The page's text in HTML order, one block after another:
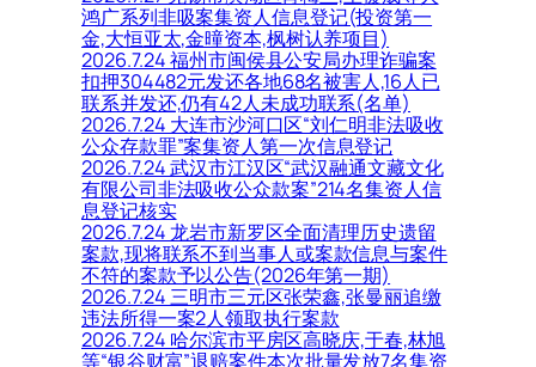
鸿广系列非吸案集资人信息登记(投资第一
金,大恒亚太,金曈资本,枫树认养项目)
2026.7.24 福州市闽侯县公安局办理诈骗案
扣押304482元发还各地68名被害人,16人已
联系并发还,仍有42人未成功联系(名单)
2026.7.24 大连市沙河口区“刘仁明非法吸收
公众存款罪”案集资人第一次信息登记
2026.7.24 武汉市江汉区“武汉融通文藏文化
有限公司非法吸收公众款案”214名集资人信
息登记核实
2026.7.24 龙岩市新罗区全面清理历史遗留
案款,现将联系不到当事人或案款信息与案件
不符的案款予以公告(2026年第一期)
2026.7.24 三明市三元区张荣鑫,张曼丽追缴
违法所得一案2人领取执行案款
2026.7.24 哈尔滨市平房区高晓庆,于春,林旭
等“银谷财富”退赔案件本次批量发放7名集资